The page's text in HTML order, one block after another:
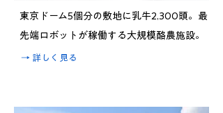
東京ドーム5個分の敷地に乳牛2,300頭。最
先端ロボットが稼働する大規模酪農施設。
​→ 詳しく見る